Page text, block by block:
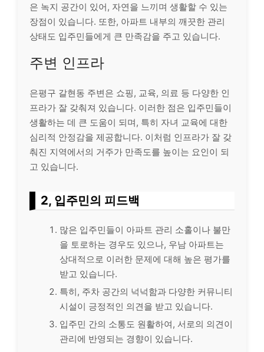
은 녹지 공간이 있어, 자연을 느끼며 생활할 수 있는
장점이 있습니다. 또한, 아파트 내부의 깨끗한 관리
상태도 입주민들에게 큰 만족감을 주고 있습니다.
주변 인프라
은평구 갈현동 주변은 쇼핑, 교육, 의료 등 다양한 인
프라가 잘 갖춰져 있습니다. 이러한 점은 입주민들이
생활하는 데 큰 도움이 되며, 특히 자녀 교육에 대한
심리적 안정감을 제공합니다. 이처럼 인프라가 잘 갖
춰진 지역에서의 거주가 만족도를 높이는 요인이 되
고 있습니다.
2, 입주민의 피드백
많은 입주민들이 아파트 관리 소홀이나 불만
을 토로하는 경우도 있으나, 우남 아파트는
상대적으로 이러한 문제에 대해 높은 평가를
받고 있습니다.
특히, 주차 공간의 넉넉함과 다양한 커뮤니티
시설이 긍정적인 의견을 받고 있습니다.
입주민 간의 소통도 원활하여, 서로의 의견이
관리에 반영되는 경향이 있습니다.